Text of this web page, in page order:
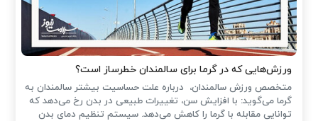
ورزش‌هایی که در گرما برای سالمندان خطرساز است؟
متخصص ورزش سالمندان، درباره علت حساسیت بیشتر سالمندان به
گرما می‌گوید: با افزایش سن، تغییرات طبیعی در بدن رخ می‌دهد که
توانایی مقابله با گرما را کاهش می‌دهد. سیستم تنظیم دمای بدن